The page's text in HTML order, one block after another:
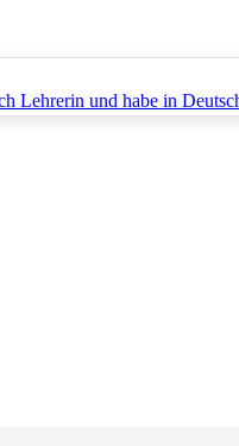
Lehrerin und habe in